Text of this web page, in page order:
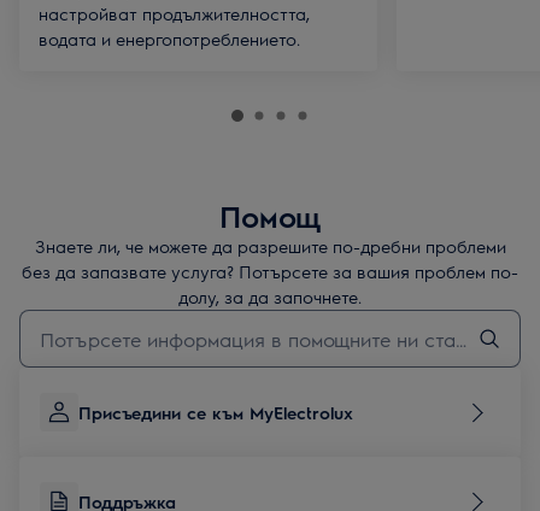
настройват продължителността,
водата и енергопотреблението.
Помощ
Знаете ли, че можете да разрешите по-дребни проблеми
без да запазвате услуга? Потърсете за вашия проблем по-
долу, за да започнете.
Въведете текст за да потърсите статии за поддръжка
Присъедини се към MyElectrolux
Поддръжка